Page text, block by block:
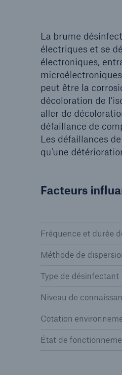
La brume
électriques et se
électroniques,
peut être la
décoloration de
aller de
défaillance de
Les défaillances
qu’une
Facteurs
Fréquence et durée
Méthode de
Type de désinfectant
Niveau de
Cotation
État de